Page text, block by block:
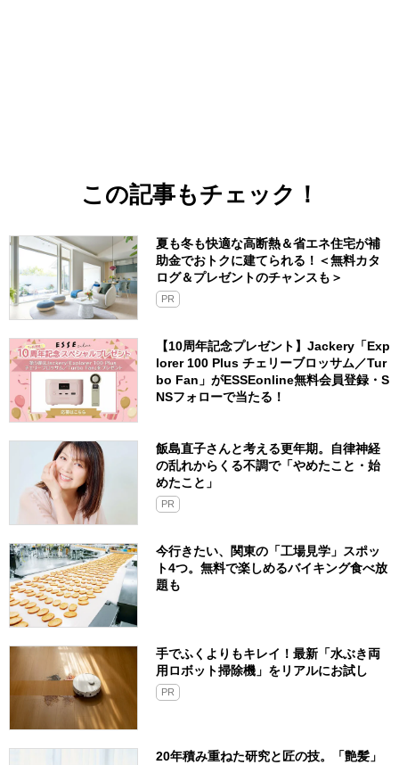
この記事もチェック！
夏も冬も快適な高断熱＆省エネ住宅が補
助金でおトクに建てられる！＜無料カタ
ログ＆プレゼントのチャンスも＞
PR
【10周年記念プレゼント】Jackery「Exp
lorer 100 Plus チェリーブロッサム／Tur
bo Fan」がESSEonline無料会員登録・S
NSフォローで当たる！
飯島直子さんと考える更年期。自律神経
の乱れからくる不調で「やめたこと・始
めたこと」
PR
今行きたい、関東の「工場見学」スポッ
ト4つ。無料で楽しめるバイキング食べ放
題も
手でふくよりもキレイ！最新「水ぶき両
用ロボット掃除機」をリアルにお試し
PR
20年積み重ねた研究と匠の技。「艶髪」